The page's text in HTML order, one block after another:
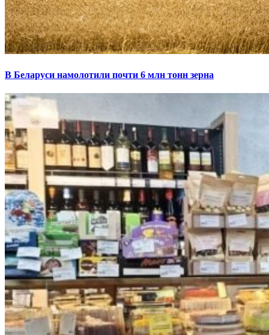
В Беларуси намолотили почти 6 млн тонн зерна